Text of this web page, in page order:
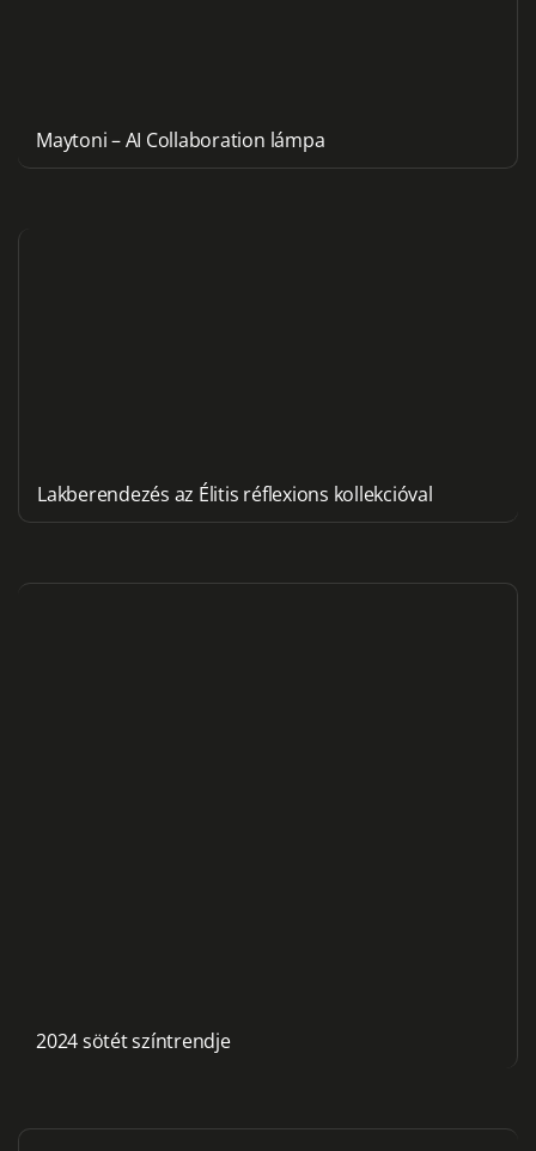
Maytoni – AI Collaboration lámpa
Lakberendezés az Élitis réflexions kollekcióval
2024 sötét színtrendje